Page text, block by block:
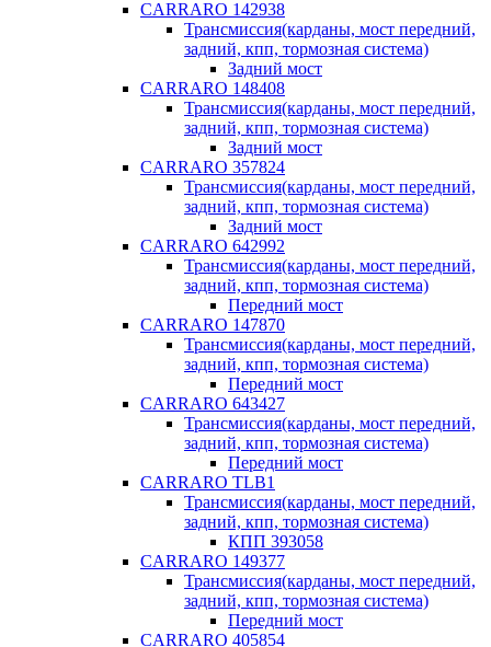
CARRARO 142938
Трансмиссия(карданы, мост передний,
задний, кпп, тормозная система)
Задний мост
CARRARO 148408
Трансмиссия(карданы, мост передний,
задний, кпп, тормозная система)
Задний мост
CARRARO 357824
Трансмиссия(карданы, мост передний,
задний, кпп, тормозная система)
Задний мост
CARRARO 642992
Трансмиссия(карданы, мост передний,
задний, кпп, тормозная система)
Передний мост
CARRARO 147870
Трансмиссия(карданы, мост передний,
задний, кпп, тормозная система)
Передний мост
CARRARO 643427
Трансмиссия(карданы, мост передний,
задний, кпп, тормозная система)
Передний мост
CARRARO TLB1
Трансмиссия(карданы, мост передний,
задний, кпп, тормозная система)
КПП 393058
CARRARO 149377
Трансмиссия(карданы, мост передний,
задний, кпп, тормозная система)
Передний мост
CARRARO 405854